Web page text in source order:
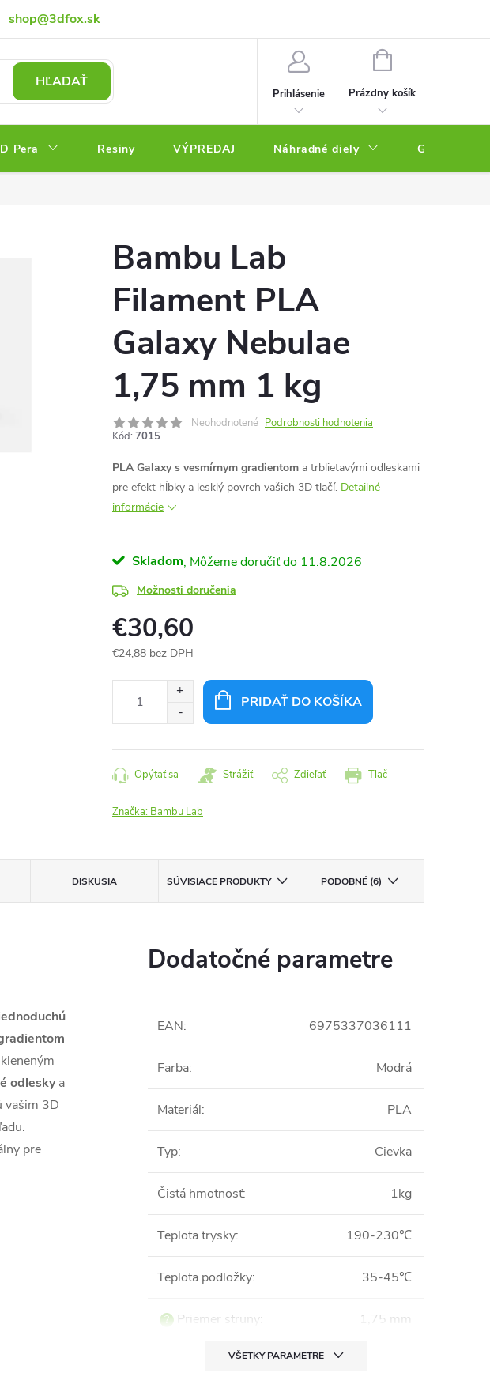
shop@3dfox.sk
údajov
HĽADAŤ
Prihlásenie
NÁKUPNÝ
Prázdny košík
Pera Resiny VÝPREDAJ Náhradné diely
Bambu Lab
Filament PLA
Galaxy Nebulae
1,75 mm 1 kg
Neohodnotené Podrobnosti hodnotenia
Kód: 7015
PLA Galaxy s vesmírnym gradientom a trblietavými odleskami
pre efekt hĺbky a lesklý povrch vašich 3D tlačí. Detailné
informácie
Skladom 11.8.2026
Možnosti doručenia
€30,60
€24,88 bez DPH
PRIDAŤ DO KOŠÍKA
Tlač
Opýtať sa Strážiť Zdieľať
Značka: Bambu Lab
DISKUSIA SÚVISIACE PRODUKTY PODOBNÉ (6)
odleskya
vašim 3D
pre
Dodatočné parametre
EAN: 6975337036111
Farba: Modrá
Materiál: PLA
Typ: Cievka
Čistá hmotnosť: 1kg
Teplota trysky: 190-230℃
Teplota podložky: 35-45℃
? Priemer struny: 1,75 mm
VŠETKY PARAMETRE